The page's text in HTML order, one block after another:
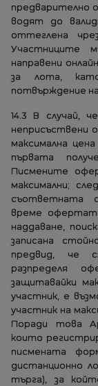
предварително
водят до
оттеглена
Участниците
направени
за лота,
потвърждение
14.3 В случай,
неприсъствени
максимална
първата
Писмените
максимални;
съответната
време
наддаване,
записана
предвид, че
разпределя
защитавайки
участник, е
участник на
Поради това
които
писмената
дистанционно
търга), за